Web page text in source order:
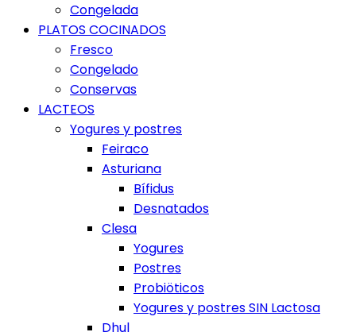
Congelada
PLATOS COCINADOS
Fresco
Congelado
Conservas
LACTEOS
Yogures y postres
Feiraco
Asturiana
Bífidus
Desnatados
Clesa
Yogures
Postres
Probiöticos
Yogures y postres SIN Lactosa
Dhul